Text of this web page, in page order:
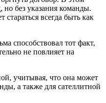
без указания команды.
всегда быть как
способствовал тот факт,
не повлияет на
учитывая, что она может
а также для сателлитной